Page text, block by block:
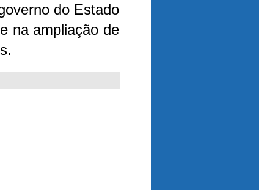
do Estado
na ampliação de